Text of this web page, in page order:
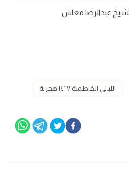
عبدالرضا معاش
الليالي الفاطمية ١٤٢٧ هجرية